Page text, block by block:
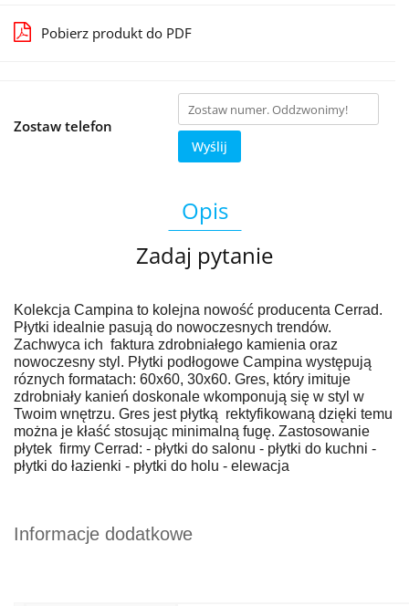
Pobierz produkt do PDF
Zostaw telefon
Wyślij
Opis
Zadaj pytanie
Kolekcja Campina to kolejna nowość producenta Cerrad.
Płytki idealnie pasują do nowoczesnych trendów.
Zachwyca ich faktura zdrobniałego kamienia oraz
nowoczesny styl. Płytki podłogowe Campina występują
róznych formatach: 60x60, 30x60. Gres, który imituje
zdrobniały kanień doskonale wkomponują się w styl w
Twoim wnętrzu. Gres jest płytką rektyfikowaną dzięki temu
można je kłaść stosując minimalną fugę. Zastosowanie
płytek firmy Cerrad: - płytki do salonu - płytki do kuchni -
płytki do łazienki - płytki do holu - elewacja
Informacje dodatkowe